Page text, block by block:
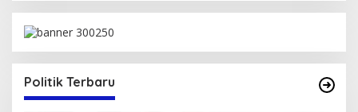
Politik Terbaru